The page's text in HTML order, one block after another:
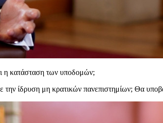
η κατάσταση των υποδομών;
την ίδρυση μη κρατικών πανεπιστημίων; Θα